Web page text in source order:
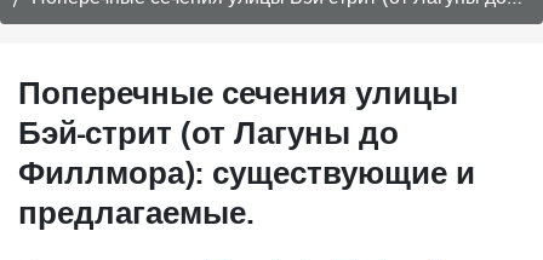
Поперечные сечения улицы
Бэй-стрит (от Лагуны до
Филлмора): существующие и
предлагаемые.